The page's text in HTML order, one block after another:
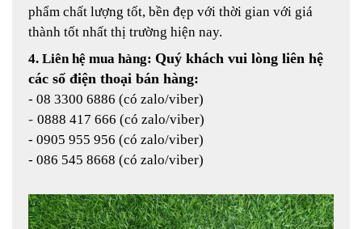
phẩm chất lượng tốt, bền đẹp với thời gian với giá
thành tốt nhất thị trường hiện nay.
4. Liên hệ mua hàng: Quý khách vui lòng liên hệ
các số điện thoại bán hàng:
- 08 3300 6886 (có zalo/viber)
- 0888 417 666 (có zalo/viber)
- 0905 955 956 (có zalo/viber)
- 086 545 8668 (có zalo/viber)